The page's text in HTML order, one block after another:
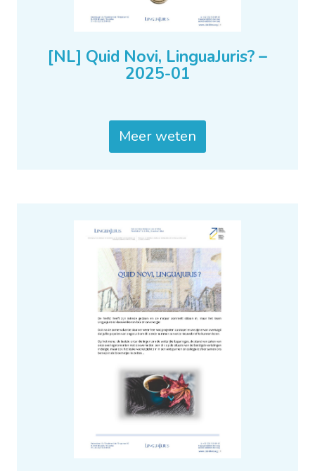
[NL] Quid Novi, LinguaJuris? –
2025-01
Meer weten